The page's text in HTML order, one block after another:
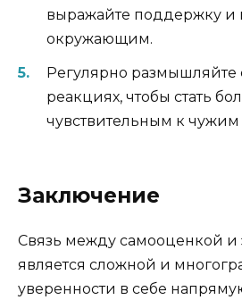
выражайте поддержку и
окружающим.
Регулярно размышляйте
реакциях, чтобы стать
чувствительным к
Заключение
Связь между самооценкой и
является сложной и
уверенности в себе